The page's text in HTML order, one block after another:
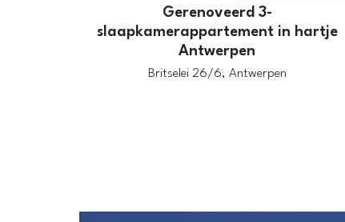
Gerenoveerd 3-
slaapkamerappartement in hartje
Antwerpen
Britselei 26/6, Antwerpen